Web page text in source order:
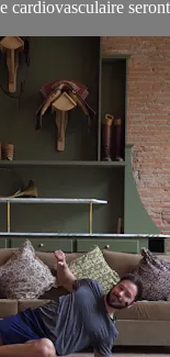
cardiovasculaire